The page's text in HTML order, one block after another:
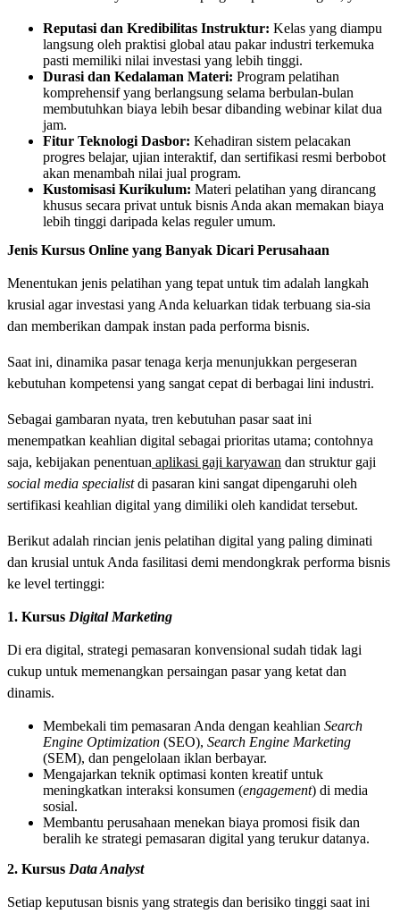
Reputasi dan Kredibilitas Instruktur: Kelas yang diampu
langsung oleh praktisi global atau pakar industri terkemuka
pasti memiliki nilai investasi yang lebih tinggi.
Durasi dan Kedalaman Materi: Program pelatihan
komprehensif yang berlangsung selama berbulan-bulan
membutuhkan biaya lebih besar dibanding webinar kilat dua
jam.
Fitur Teknologi Dasbor: Kehadiran sistem pelacakan
progres belajar, ujian interaktif, dan sertifikasi resmi berbobot
akan menambah nilai jual program.
Kustomisasi Kurikulum: Materi pelatihan yang dirancang
khusus secara privat untuk bisnis Anda akan memakan biaya
lebih tinggi daripada kelas reguler umum.
Jenis Kursus Online yang Banyak Dicari Perusahaan
Menentukan jenis pelatihan yang tepat untuk tim adalah langkah
krusial agar investasi yang Anda keluarkan tidak terbuang sia-sia
dan memberikan dampak instan pada performa bisnis.
Saat ini, dinamika pasar tenaga kerja menunjukkan pergeseran
kebutuhan kompetensi yang sangat cepat di berbagai lini industri.
Sebagai gambaran nyata, tren kebutuhan pasar saat ini
menempatkan keahlian digital sebagai prioritas utama; contohnya
saja, kebijakan penentuan aplikasi gaji karyawan dan struktur gaji
social media specialistdi pasaran kini sangat dipengaruhi oleh
sertifikasi keahlian digital yang dimiliki oleh kandidat tersebut.
Berikut adalah rincian jenis pelatihan digital yang paling diminati
dan krusial untuk Anda fasilitasi demi mendongkrak performa bisnis
ke level tertinggi:
1. Kursus Digital Marketing
Di era digital, strategi pemasaran konvensional sudah tidak lagi
cukup untuk memenangkan persaingan pasar yang ketat dan
dinamis.
Membekali tim pemasaran Anda dengan keahlian Search
Engine Optimization (SEO), Search Engine Marketing
(SEM), dan pengelolaan iklan berbayar.
Mengajarkan teknik optimasi konten kreatif untuk
meningkatkan interaksi konsumen (engagement) di media
sosial.
Membantu perusahaan menekan biaya promosi fisik dan
beralih ke strategi pemasaran digital yang terukur datanya.
2. Kursus Data Analyst
Setiap keputusan bisnis yang strategis dan berisiko tinggi saat ini